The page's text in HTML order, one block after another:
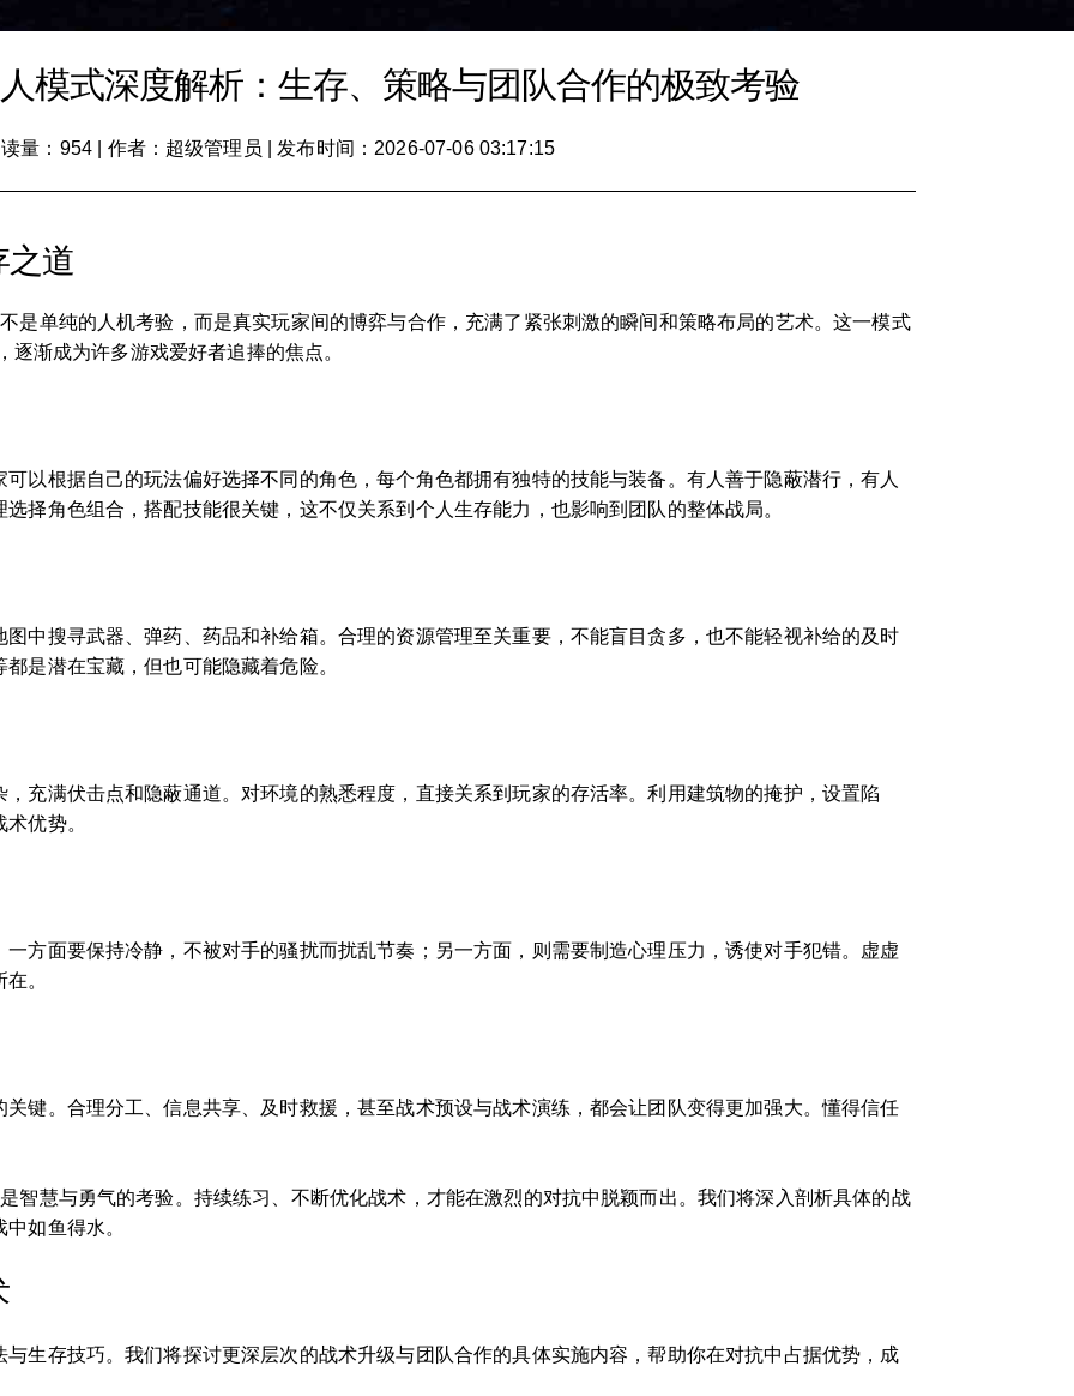
人模式深度解析：生存、策略与团队合作的极致考验
量：954 作者：超级管理员 发布时间：2026-07-06 03:17:15
之道
是单纯的人机考验，而是真实玩家间的博弈与合作，充满了紧张刺激的瞬间和策略布局的艺术。这一模式
逐渐成为许多游戏爱好者追捧的焦点。
以根据自己的玩法偏好选择不同的角色，每个角色都拥有独特的技能与装备。有人善于隐蔽潜行，有人
择角色组合，搭配技能很关键，这不仅关系到个人生存能力，也影响到团队的整体战局。
中搜寻武器、弹药、药品和补给箱。合理的资源管理至关重要，不能盲目贪多，也不能轻视补给的及时
是潜在宝藏，但也可能隐藏着危险。
充满伏击点和隐蔽通道。对环境的熟悉程度，直接关系到玩家的存活率。利用建筑物的掩护，设置陷
优势。
方面要保持冷静，不被对手的骚扰而扰乱节奏；另一方面，则需要制造心理压力，诱使对手犯错。虚虚
。
键。合理分工、信息共享、及时救援，甚至战术预设与战术演练，都会让团队变得更加强大。懂得信任
智慧与勇气的考验。持续练习、不断优化战术，才能在激烈的对抗中脱颖而出。我们将深入剖析具体的战
如鱼得水。
生存技巧。我们将探讨更深层次的战术升级与团队合作的具体实施内容，帮助你在对抗中占据优势，成